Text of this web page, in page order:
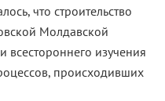
что строительство
Молдавской
всестороннего изучения
происходивших